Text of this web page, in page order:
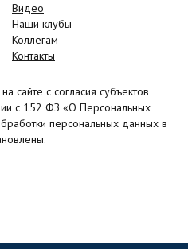
Видео
Наши клубы
Коллегам
Контакты
сайте с согласия субъектов
с 152 ФЗ «О Персональных
персональных данных в